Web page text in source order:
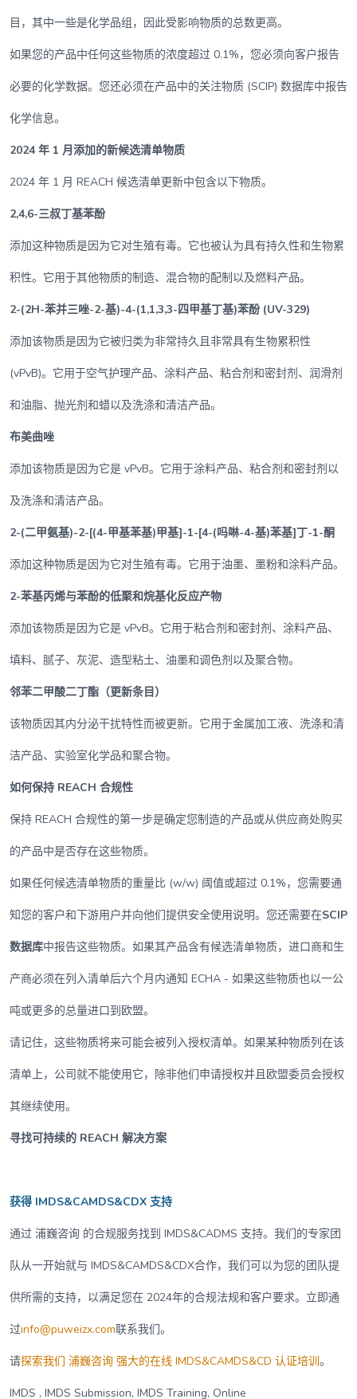
目，其中一些是化学品组，因此受影响物质的总数更高。
如果您的产品中任何这些物质的浓度超过 0.1%，您必须向客户报告
必要的化学数据。您还必须在产品中的关注物质 (SCIP) 数据库中报告
化学信息。
2024 年 1 月添加的新候选清单物质
2024 年 1 月 REACH 候选清单更新中包含以下物质。
2,4,6-三叔丁基苯酚
添加这种物质是因为它对生殖有毒。它也被认为具有持久性和生物累
积性。它用于其他物质的制造、混合物的配制以及燃料产品。
2-(2H-苯并三唑-2-基)-4-(1,1,3,3-四甲基丁基)苯酚 (UV-329)
添加该物质是因为它被归类为非常持久且非常具有生物累积性
(vPvB)。它用于空气护理产品、涂料产品、粘合剂和密封剂、润滑剂
和油脂、抛光剂和蜡以及洗涤和清洁产品。
布美曲唑
添加该物质是因为它是 vPvB。它用于涂料产品、粘合剂和密封剂以
及洗涤和清洁产品。
2-(二甲氨基)-2-[(4-甲基苯基)甲基]-1-[4-(吗啉-4-基)苯基]丁-1-酮
添加这种物质是因为它对生殖有毒。它用于油墨、墨粉和涂料产品。
2-苯基丙烯与苯酚的低聚和烷基化反应产物
添加该物质是因为它是 vPvB。它用于粘合剂和密封剂、涂料产品、
填料、腻子、灰泥、造型粘土、油墨和调色剂以及聚合物。
邻苯二甲酸二丁酯（更新条目）
该物质因其内分泌干扰特性而被更新。它用于金属加工液、洗涤和清
洁产品、实验室化学品和聚合物。
如何保持 REACH 合规性
保持 REACH 合规性的第一步是确定您制造的产品或从供应商处购买
的产品中是否存在这些物质。
如果任何候选清单物质的重量比 (w/w) 阈值或超过 0.1%，您需要通
知您的客户和下游用户并向他们提供安全使用说明。您还需要在SCIP
数据库中报告这些物质。如果其产品含有候选清单物质，进口商和生
产商必须在列入清单后六个月内通知 ECHA - 如果这些物质也以一公
吨或更多的总量进口到欧盟。
请记住，这些物质将来可能会被列入授权清单。如果某种物质列在该
清单上，公司就不能使用它，除非他们申请授权并且欧盟委员会授权
其继续使用。
寻找可持续的 REACH 解决方案
获得 IMDS&CAMDS&CDX 支持
通过 浦巍咨询 的合规服务找到 IMDS&CADMS 支持。我们的专家团
队从一开始就与 IMDS&CAMDS&CDX合作，我们可以为您的团队提
供所需的支持，以满足您在 2024年的合规法规和客户要求。立即通
过info@puweizx.com联系我们。
请探索我们 浦巍咨询 强大的在线 IMDS&CAMDS&CD 认证培训 。
IMDS , IMDS Submission, IMDS Training, Online